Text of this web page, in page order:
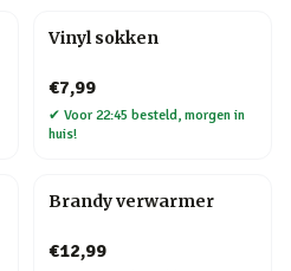
Vinyl sokken
€7,99
✔ Voor 22:45 besteld, morgen in
huis!
Brandy verwarmer
€12,99